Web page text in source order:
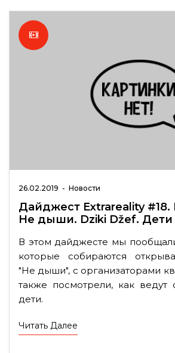
26.02.2019 - Новости
Дайджест Extrareality
Не дыши. Dziki Džef. Дети
В этом дайджесте мы
которые собираются
"Не дыши", с организаторами
также посмотрели, как ведут
дети.
Читать Далее